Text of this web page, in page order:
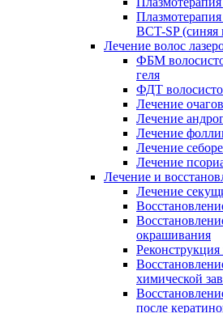
BCT-SP (синяя
Лечение волос
ФБМ
геля
ФДТ
Лечение
Лечение
Лечение
Лечение
Лечение
Лечение и
Лечение
окрашивания
Реконструкция
химической
после